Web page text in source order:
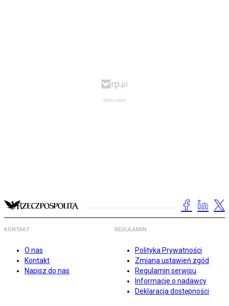
KONTAKT
O nas
Kontakt
Napisz do nas
REGULAMIN
Polityka Prywatności
Zmiana ustawień zgód
Regulamin serwisu
Informacje o nadawcy
Deklaracja dostępności